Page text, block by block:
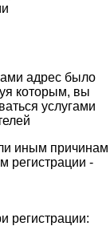
адрес было
которым, вы
услугами
иным причинам
регистрации -
регистрации: